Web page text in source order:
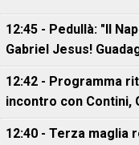
12:45 - Pedullà: "Il
Gabriel Jesus!
12:42 - Programma
incontro con Contini,
12:40 - Terza maglia